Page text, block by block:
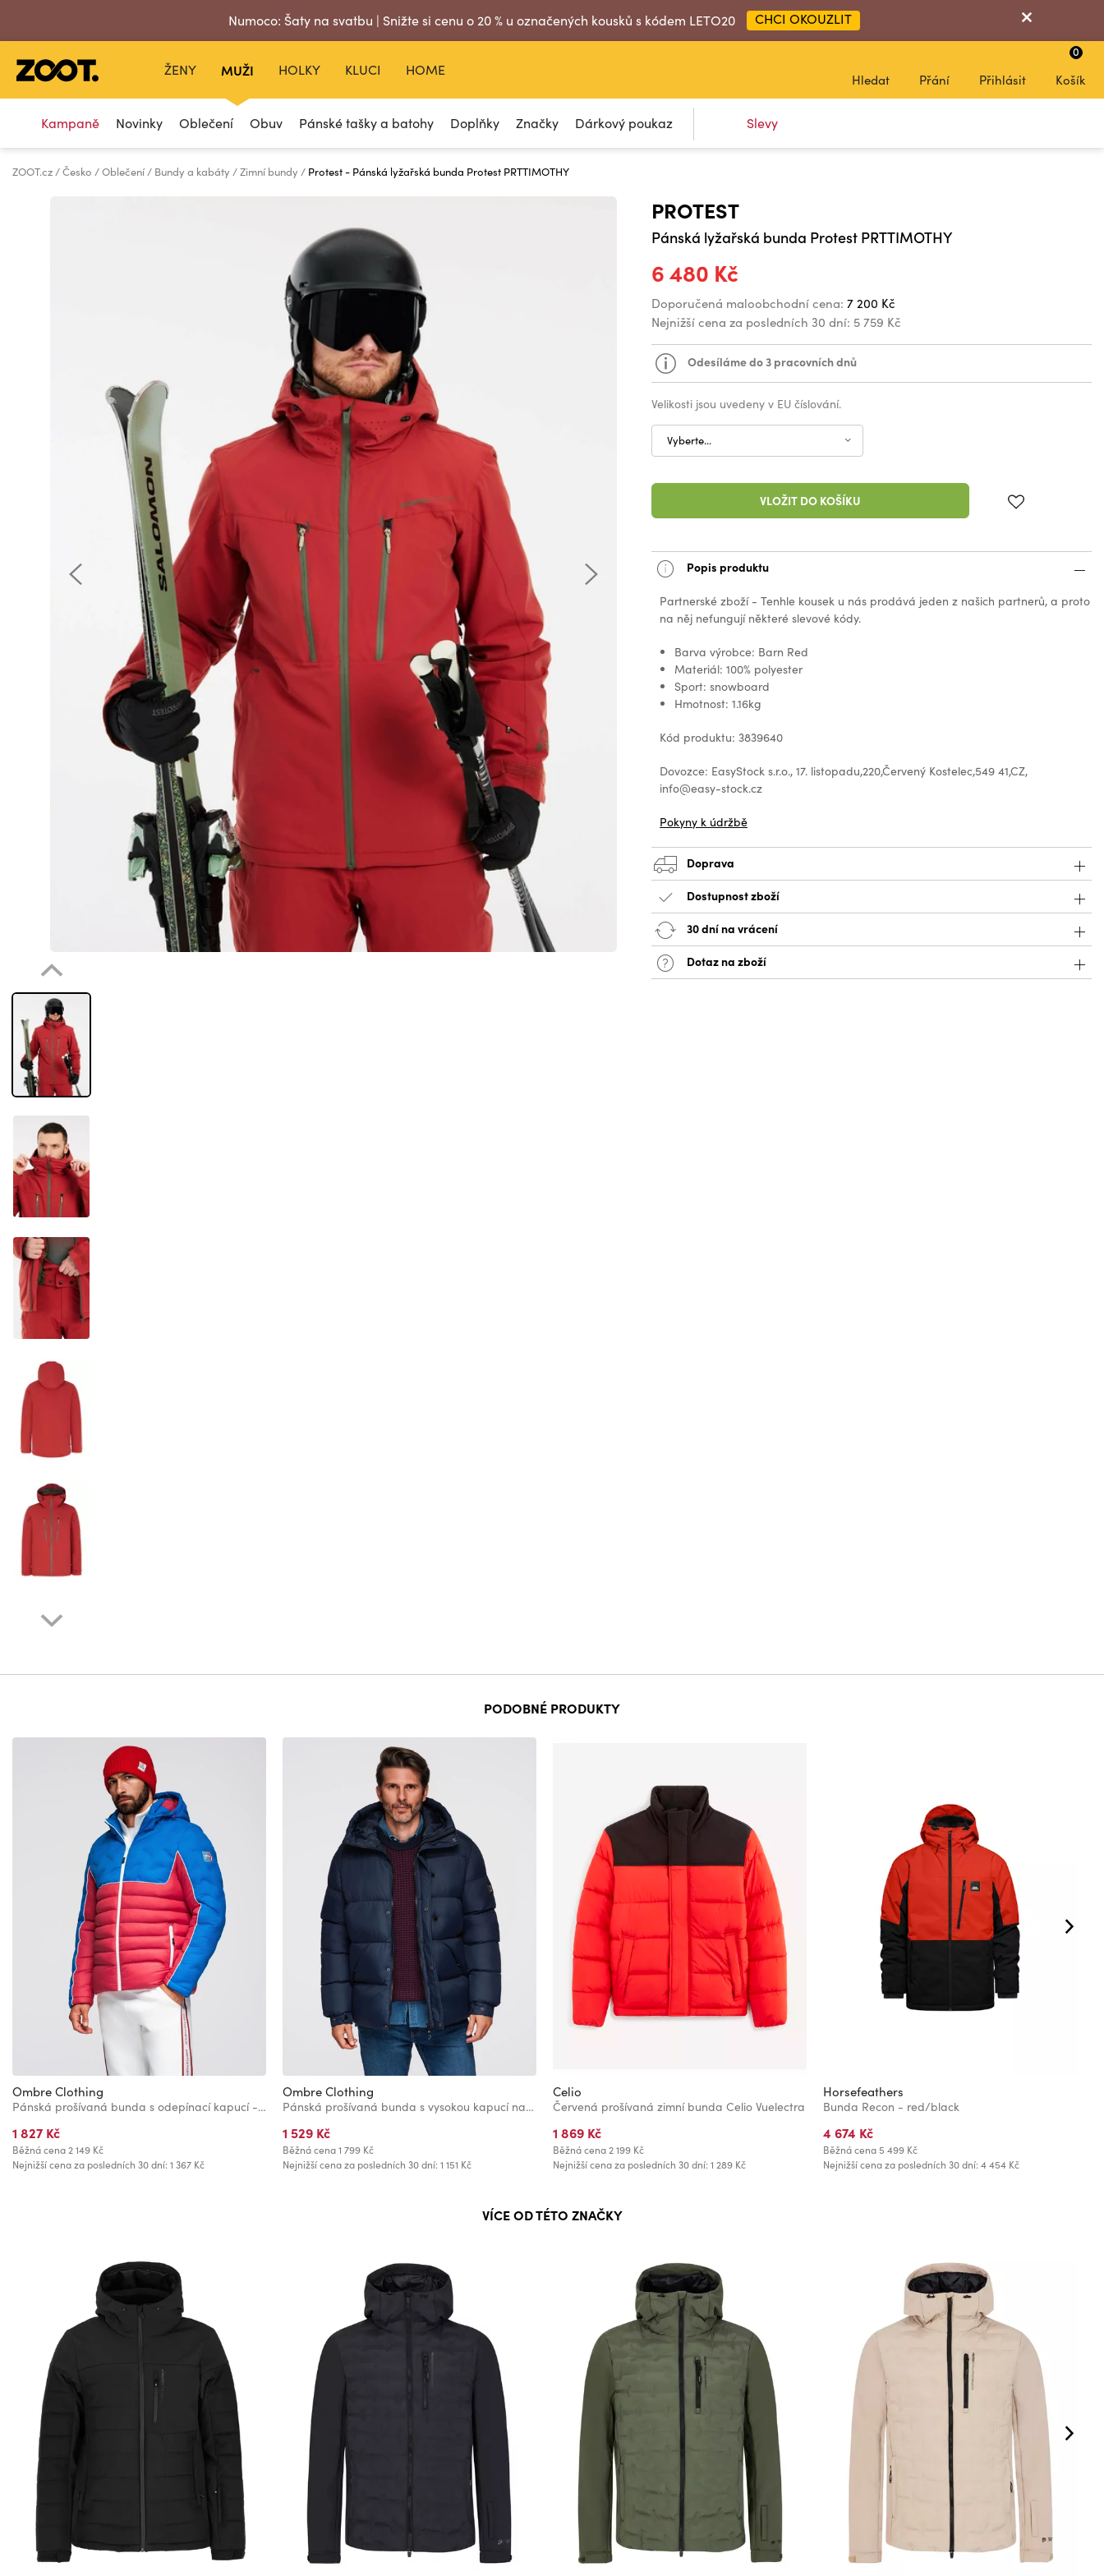
Numoco: Šaty na svatbu | Snižte si cenu o 20 % u označených kousků s kódem LETO20 CHCI OKOUZLIT
ŽENY MUŽI
Kampaně Novinky Oblečení Obuv Pánské tašky a batohy Doplňky Značky Dárkový poukaz Slevy
HOLKY KLUCI HOME
Hledat Přání Přihlásit Košík
0
ZOOT.cz Česko Oblečení Bundy a kabáty Zimní bundy Protest - Pánská lyžařská bunda Protest PRTTIMOTHY
PROTEST
Pánská lyžařská bunda Protest PRTTIMOTHY
6 480 Kč
Doporučená maloobchodní cena: 7 200 Kč
Nejnižší cena za posledních 30 dní: 5 759 Kč
Odesíláme do 3 pracovních dnů
Velikosti jsou uvedeny v EU číslování.
Vyberte...
VLOŽIT DO KOŠÍKU
Popis produktu
Partnerské zboží - Tenhle kousek u nás prodává jeden z našich partnerů, a proto
na něj nefungují některé slevové kódy.
Barva výrobce: Barn Red
Materiál: 100% polyester
Sport: snowboard
Hmotnost: 1.16kg
Kód produktu: 3839640
Dovozce: EasyStock s.r.o., 17. listopadu,220,Červený Kostelec,549 41,CZ,
info@easy-stock.cz
Pokyny k údržbě
Doprava
Dostupnost zboží
30 dní na vrácení
Dotaz na zboží
PODOBNÉ PRODUKTY
Ombre Clothing
Pánská prošívaná bunda s odepínací kapucí - modrá a červená V1 OM-JALP-0206 Ombre Clothing
1 827 Kč
Běžná cena2 149 Kč
Nejnižší cena za posledních 30 dní: 1 367 Kč
Ombre Clothing
Pánská prošívaná bunda s vysokou kapucí na zip - tmavě modrá V2 OM-JAHP-0238 Ombre Clothing
1 529 Kč
Běžná cena1 799 Kč
Nejnižší cena za posledních 30 dní: 1 151 Kč
Celio
Červená prošívaná zimní bunda Celio Vuelectra
1 869 Kč
Běžná cena2 199 Kč
Nejnižší cena za posledních 30 dní: 1 289 Kč
Horsefeathers
Bunda Recon - red/black
4 674 Kč
Běžná cena5 499 Kč
Nejnižší cena za posledních 30 dní: 4 454 Kč
VÍCE OD TÉTO ZNAČKY